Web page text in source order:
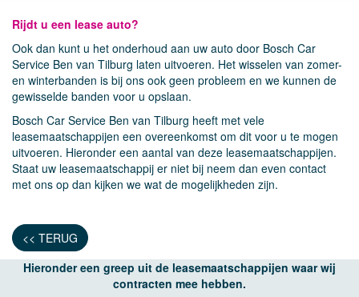
Rijdt u een lease auto?
Ook dan kunt u het onderhoud aan uw auto door Bosch Car
Service Ben van Tilburg laten uitvoeren. Het wisselen van zomer-
en winterbanden is bij ons ook geen probleem en we kunnen de
gewisselde banden voor u opslaan.
Bosch Car Service Ben van Tilburg heeft met vele
leasemaatschappijen een overeenkomst om dit voor u te mogen
uitvoeren. Hieronder een aantal van deze leasemaatschappijen.
Staat uw leasemaatschappij er niet bij neem dan even contact
met ons op dan kijken we wat de mogelijkheden zijn.
<< TERUG
Hieronder een greep uit de leasemaatschappijen waar wij
contracten mee hebben.